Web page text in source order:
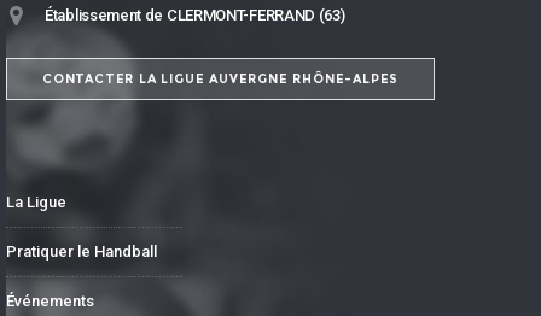
Établissement de CLERMONT-FERRAND (63)
CONTACTER LA LIGUE AUVERGNE RHÔNE-ALPES
La Ligue
Pratiquer le Handball
Événements